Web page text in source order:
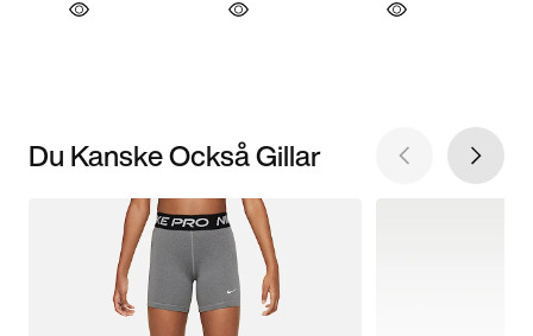
Du Kanske Också Gillar